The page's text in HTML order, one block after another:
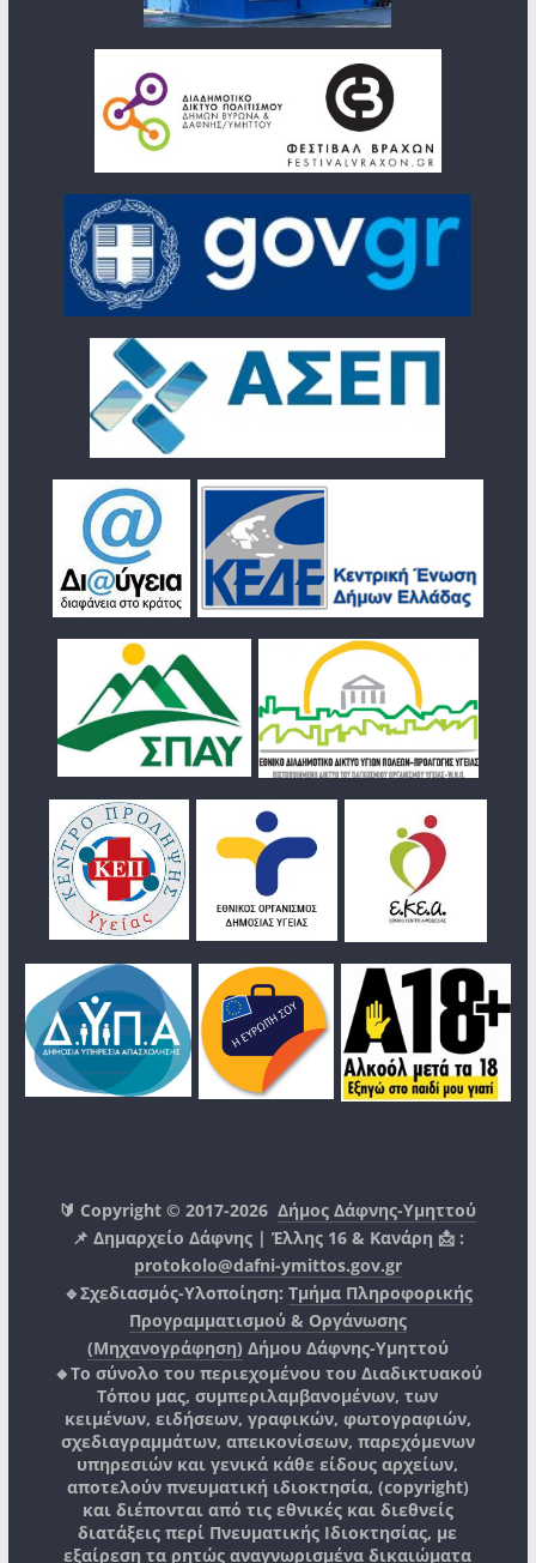
🔰 Copyright © 2017-2026Δήμος Δάφνης-Υμηττού
📌 Δημαρχείο Δάφνης | Έλλης 16 & Κανάρη 📩 :
protokolo@dafni-ymittos.gov.gr
🔹Σχεδιασμός-Υλοποίηση: Τμήμα Πληροφορικής
Προγραμματισμού & Οργάνωσης
(Μηχανογράφηση) Δήμου Δάφνης-Υμηττού
🔸Το σύνολο του περιεχομένου του Διαδικτυακού
Τόπου μας, συμπεριλαμβανομένων, των
κειμένων, ειδήσεων, γραφικών, φωτογραφιών,
σχεδιαγραμμάτων, απεικονίσεων, παρεχόμενων
υπηρεσιών και γενικά κάθε είδους αρχείων,
αποτελούν πνευματική ιδιοκτησία, (copyright)
και διέπονται από τις εθνικές και διεθνείς
διατάξεις περί Πνευματικής Ιδιοκτησίας, με
εξαίρεση τα ρητώς αναγνωρισμένα δικαιώματα